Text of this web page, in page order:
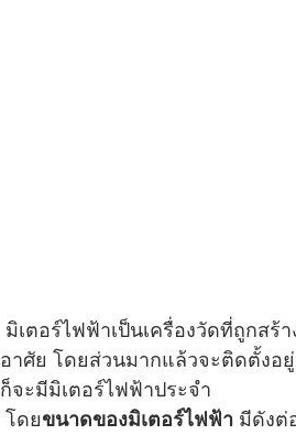
มิเตอร์ไฟฟ้าเป็นเครื่องวัดที่ถูกส
อาศัย โดยส่วนมากแล้วจะติดตั้งอ
ก็จะมีมิเตอร์ไฟฟ้าประจำ
โดยขนาดของมิเตอร์ไฟฟ้า มีดังต่